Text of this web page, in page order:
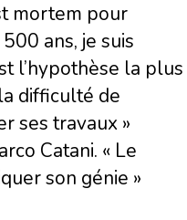
mortem pour
ans, je suis
l’hypothèse la plus
difficulté de
ses travaux »
Catani. « Le
son génie »